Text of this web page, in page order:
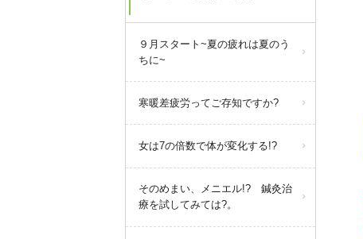
９月スタート~夏の疲れは夏のう
ちに~
寒暖差疲労ってご存知ですか?
女は7の倍数で体が変化する!?
そのめまい、メニエル!? 鍼灸治
療を試してみては?。